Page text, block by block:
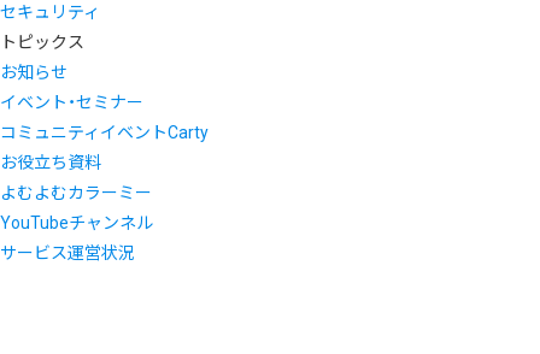
セキュリティ
トピックス
お知らせ
イベント・セミナー
コミュニティイベントCarty
お役立ち資料
よむよむカラーミー
YouTubeチャンネル
サービス運営状況